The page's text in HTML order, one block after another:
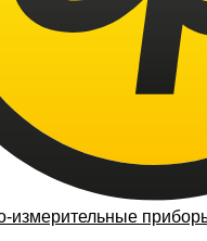
измерительные